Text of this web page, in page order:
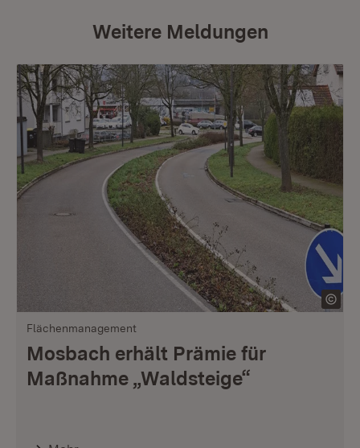
Weitere Meldungen
Flächenmanagement
Mosbach erhält Prämie für
Maßnahme „Waldsteige“